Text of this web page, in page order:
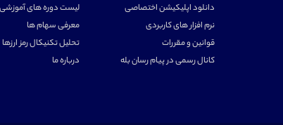
دانلود اپلیکیشن اختصاصی
نرم افزار های کاربردی
قوانین و مقررات
کانال رسمی در پیام رسان بله
لیست دوره های آموزشی
معرفی سهام ها
تحلیل تکنیکال رمز ارزها
درباره ما